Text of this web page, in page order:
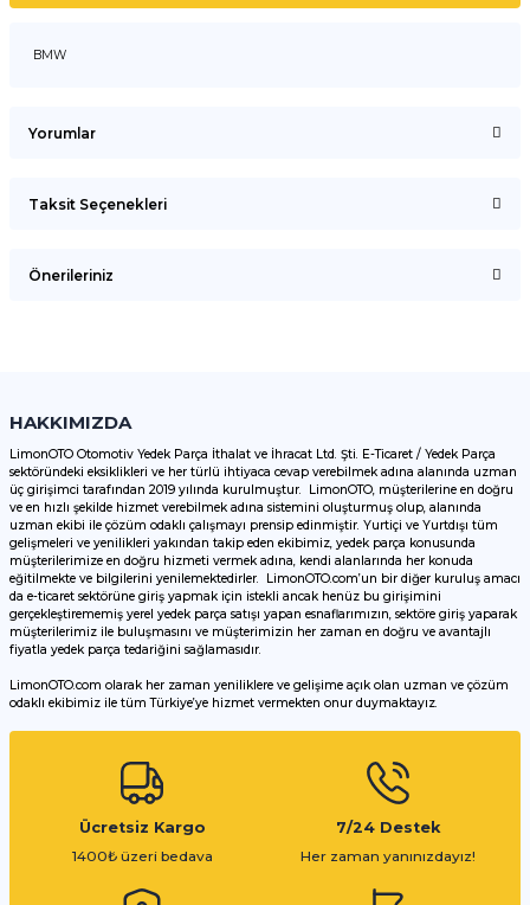
BMW
Yorumlar
Taksit Seçenekleri
Önerileriniz
Görüş ve önerileriniz için teşekkür ederiz.
Ürün resmi kalitesiz, bozuk veya görüntülenemiyor.
Ürün açıklamasında eksik bilgiler bulunuyor.
Ürün bilgilerinde hatalar bulunuyor.
Ürün fiyatı diğer sitelerden daha pahalı.
Bu ürüne benzer farklı alternatifler olmalı.
HAKKIMIZDA
LimonOTO Otomotiv Yedek Parça İthalat ve İhracat Ltd. Şti. E-Ticaret / Yedek Parça
sektöründeki eksiklikleri ve her türlü ihtiyaca cevap verebilmek adına alanında uzman
üç girişimci tarafından 2019 yılında kurulmuştur. LimonOTO, müşterilerine en doğru
ve en hızlı şekilde hizmet verebilmek adına sistemini oluşturmuş olup, alanında
uzman ekibi ile çözüm odaklı çalışmayı prensip edinmiştir. Yurtiçi ve Yurtdışı tüm
gelişmeleri ve yenilikleri yakından takip eden ekibimiz, yedek parça konusunda
müşterilerimize en doğru hizmeti vermek adına, kendi alanlarında her konuda
eğitilmekte ve bilgilerini yenilemektedirler. LimonOTO.com’un bir diğer kuruluş amacı
da e-ticaret sektörüne giriş yapmak için istekli ancak henüz bu girişimini
gerçekleştirememiş yerel yedek parça satışı yapan esnaflarımızın, sektöre giriş yaparak
müşterilerimiz ile buluşmasını ve müşterimizin her zaman en doğru ve avantajlı
fiyatla yedek parça tedariğini sağlamasıdır.
LimonOTO.com olarak her zaman yeniliklere ve gelişime açık olan uzman ve çözüm
odaklı ekibimiz ile tüm Türkiye’ye hizmet vermekten onur duymaktayız.
Ücretsiz Kargo
1400₺ üzeri bedava
7/24 Destek
Her zaman yanınızdayız!